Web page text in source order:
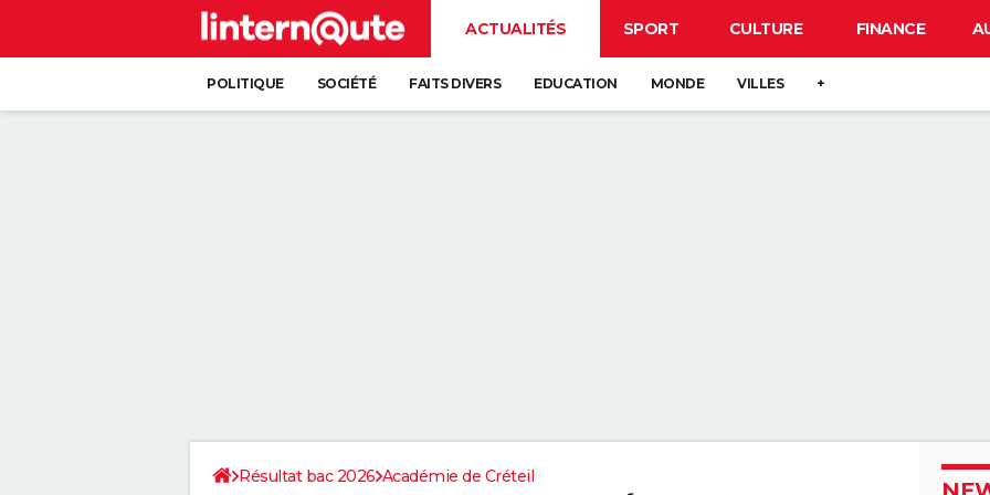
ACTUALITÉS SPORT CULTURE FINANCE
POLITIQUE SOCIÉTÉ FAITS DIVERS EDUCATION MONDE VILLES +
Résultat bac 2026 Académie de Créteil